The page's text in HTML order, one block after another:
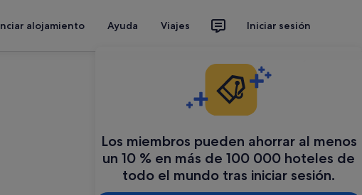
alojamiento Ayuda Viajes Iniciar sesión
Los miembros pueden ahorrar al menos
un 10 % en más de 100 000 hoteles de
todo el mundo tras iniciar sesión.